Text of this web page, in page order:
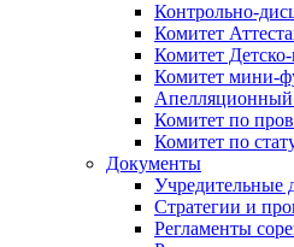
Контрольно-
Комитет
Комитет
Комитет мини-
Апелляционный
Комитет по
Комитет по
Документы
Учредительные
Стратегии и
Регламенты